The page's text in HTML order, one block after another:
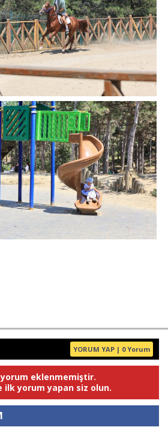
YORUM YAP | 0 Yorum
yorum eklenmemiştir.
ilk yorum yapan siz olun.